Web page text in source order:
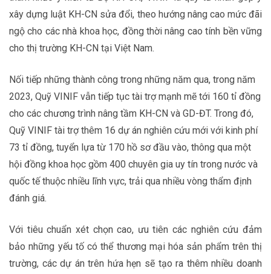
xây dựng luật KH-CN sửa đổi, theo hướng nâng cao mức đãi
ngộ cho các nhà khoa học, đồng thời nâng cao tính bền vững
cho thị trường KH-CN tại Việt Nam.
Nối tiếp những thành công trong những năm qua, trong năm
2023, Quỹ VINIF vẫn tiếp tục tài trợ mạnh mẽ tới 160 tỉ đồng
cho các chương trình nâng tầm KH-CN và GD-ĐT. Trong đó,
Quỹ VINIF tài trợ thêm 16 dự án nghiên cứu mới với kinh phí
73 tỉ đồng, tuyển lựa từ 170 hồ sơ đầu vào, thông qua một
hội đồng khoa học gồm 400 chuyên gia uy tín trong nước và
quốc tế thuộc nhiều lĩnh vực, trải qua nhiều vòng thẩm định
đánh giá.
Với tiêu chuẩn xét chọn cao, ưu tiên các nghiên cứu đảm
bảo những yếu tố có thể thương mại hóa sản phẩm trên thị
trường, các dự án trên hứa hẹn sẽ tạo ra thêm nhiều doanh